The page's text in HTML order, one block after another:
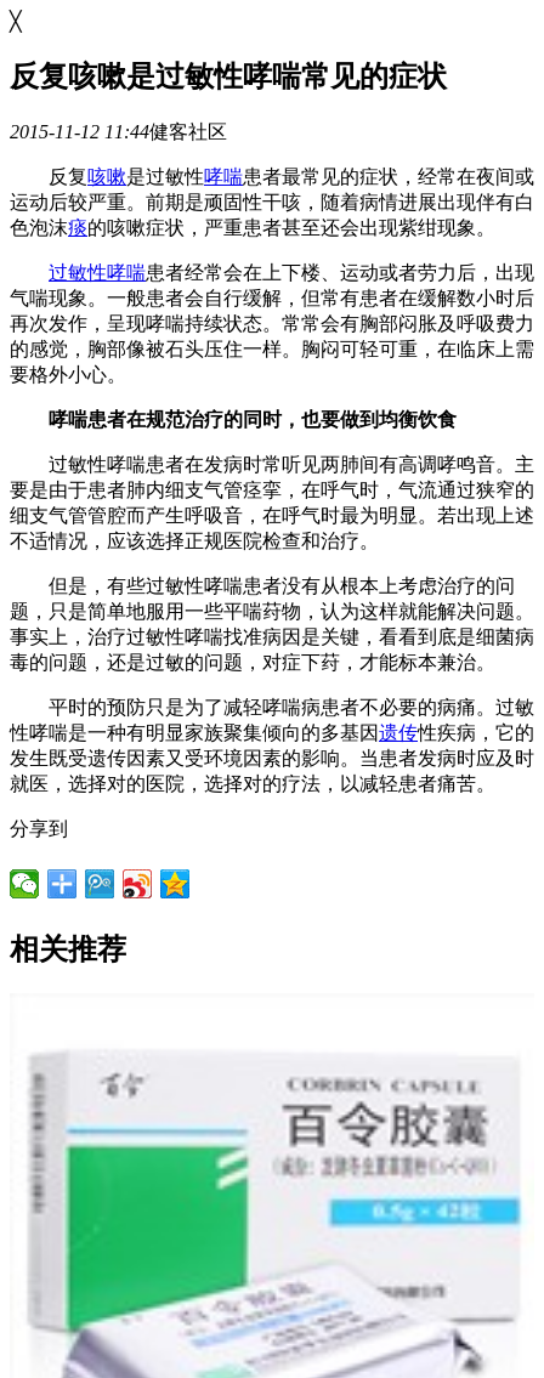
╳
反复咳嗽是过敏性哮喘常见的症状
2015-11-12 11:44健客社区
反复咳嗽是过敏性哮喘患者最常见的症状，经常在夜间或
运动后较严重。前期是顽固性干咳，随着病情进展出现伴有白
色泡沫痰的咳嗽症状，严重患者甚至还会出现紫绀现象。
过敏性哮喘患者经常会在上下楼、运动或者劳力后，出现
气喘现象。一般患者会自行缓解，但常有患者在缓解数小时后
再次发作，呈现哮喘持续状态。常常会有胸部闷胀及呼吸费力
的感觉，胸部像被石头压住一样。胸闷可轻可重，在临床上需
要格外小心。
哮喘患者在规范治疗的同时，也要做到均衡饮食
过敏性哮喘患者在发病时常听见两肺间有高调哮鸣音。主
要是由于患者肺内细支气管痉挛，在呼气时，气流通过狭窄的
细支气管管腔而产生呼吸音，在呼气时最为明显。若出现上述
不适情况，应该选择正规医院检查和治疗。
但是，有些过敏性哮喘患者没有从根本上考虑治疗的问
题，只是简单地服用一些平喘荮物，认为这样就能解决问题。
事实上，治疗过敏性哮喘找准病因是关键，看看到底是细菌病
毒的问题，还是过敏的问题，对症下荮，才能标本兼治。
平时的预防只是为了减轻哮喘病患者不必要的病痛。过敏
性哮喘是一种有明显家族聚集倾向的多基因遗传性疾病，它的
发生既受遗传因素又受环境因素的影响。当患者发病时应及时
就医，选择对的医院，选择对的疗法，以减轻患者痛苦。
分享到
相关推荐